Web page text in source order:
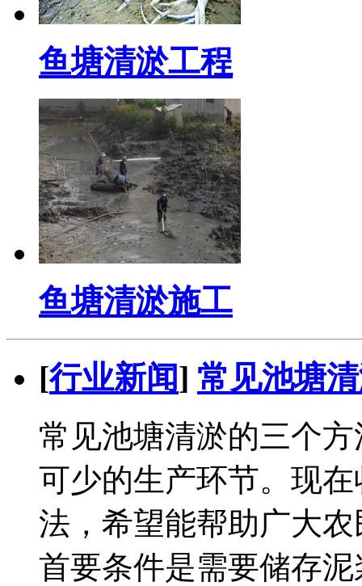
鱼塘清淤工程
鱼塘清淤施工
[行业新闻] 常见池塘
常见池塘清淤的三个
可少的生产环节。现
法，希望能帮助广大
首要条件是需要储存